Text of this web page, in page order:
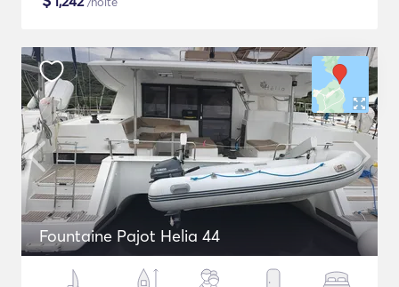
Fountaine Pajot Helia 44